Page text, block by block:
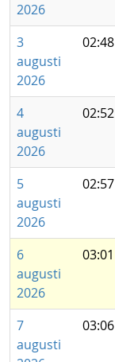
2026
3
augusti
2026
02:48
4
augusti
2026
02:52
5
augusti
2026
02:57
6
augusti
2026
03:01
7
augusti
03:06